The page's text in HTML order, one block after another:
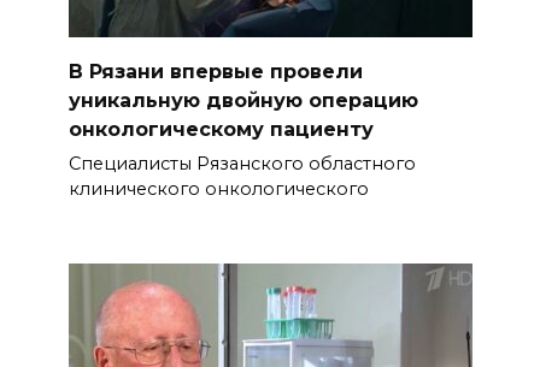
В Рязани впервые провели
уникальную двойную операцию
онкологическому пациенту
Специалисты Рязанского областного
клинического онкологического